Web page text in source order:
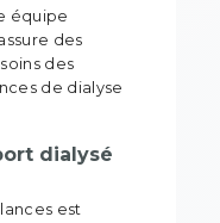
équipe
des
des
de dialyse
dialysé
est